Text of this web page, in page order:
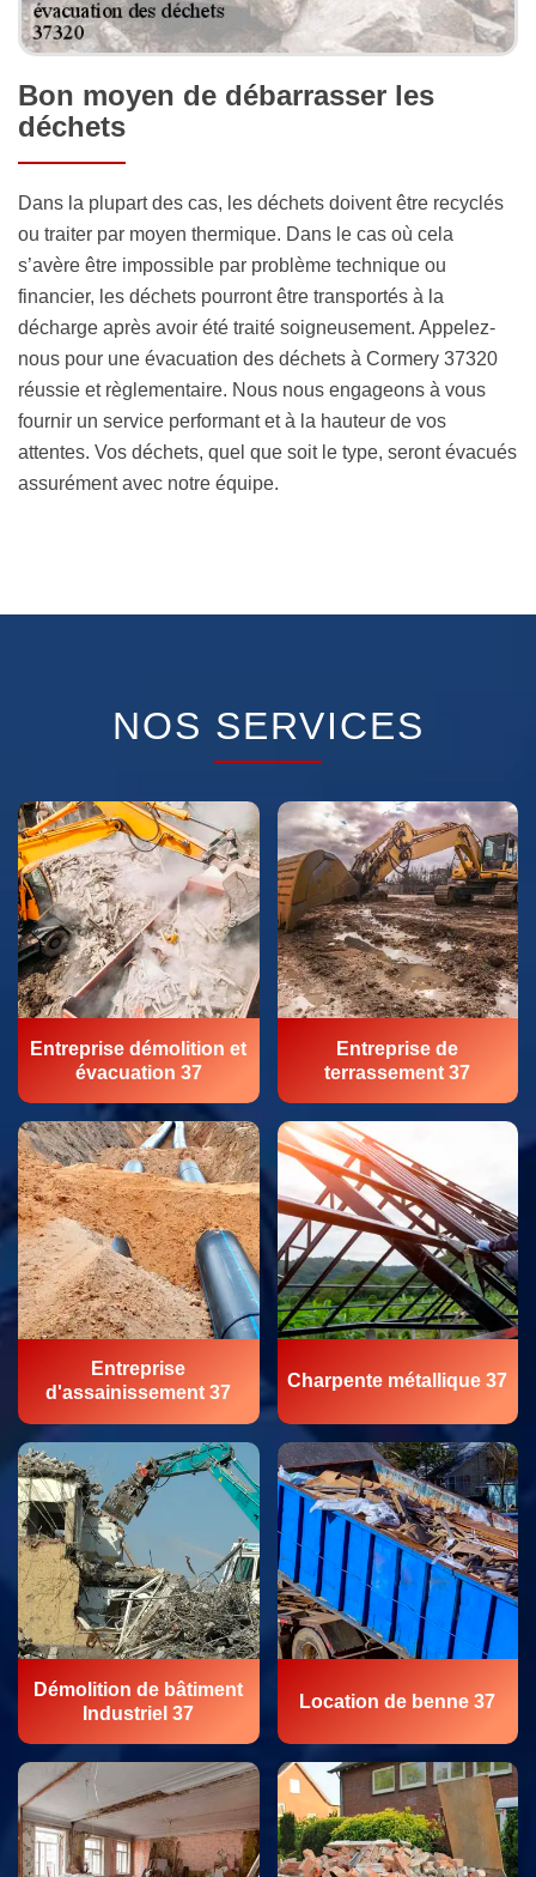
Bon moyen de débarrasser les
déchets
Dans la plupart des cas, les déchets doivent être recyclés
ou traiter par moyen thermique. Dans le cas où cela
s’avère être impossible par problème technique ou
financier, les déchets pourront être transportés à la
décharge après avoir été traité soigneusement. Appelez-
nous pour une évacuation des déchets à Cormery 37320
réussie et règlementaire. Nous nous engageons à vous
fournir un service performant et à la hauteur de vos
attentes. Vos déchets, quel que soit le type, seront évacués
assurément avec notre équipe.
NOS SERVICES
Entreprise démolition et
évacuation 37
Entreprise de
terrassement 37
Entreprise
d'assainissement 37
Charpente métallique 37
Démolition de bâtiment
Industriel 37
Location de benne 37